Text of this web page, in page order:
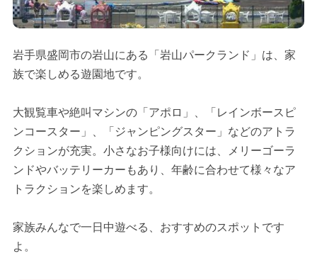
岩手県盛岡市の岩山にある「岩山パークランド」は、家
族で楽しめる遊園地です。
大観覧車や絶叫マシンの「アポロ」、「レインボースピ
ンコースター」、「ジャンピングスター」などのアトラ
クションが充実。小さなお子様向けには、メリーゴーラ
ンドやバッテリーカーもあり、年齢に合わせて様々なア
トラクションを楽しめます。
家族みんなで一日中遊べる、おすすめのスポットです
よ。